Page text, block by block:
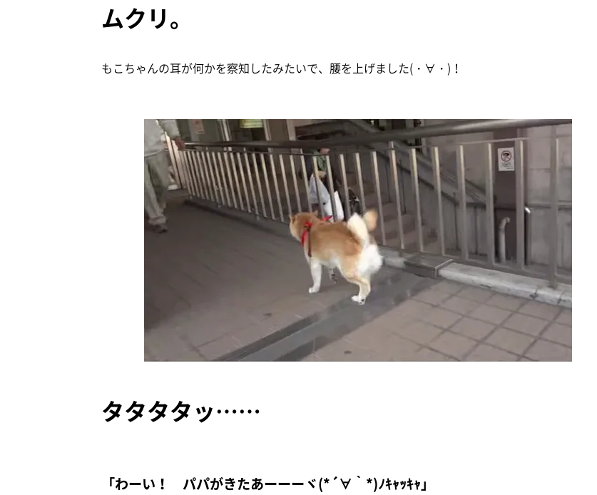
ムクリ。
もこちゃんの耳が何かを察知したみたいで、腰を上げました(・∀・)！
タタタタッ……
「わーい！ パパがきたあーーーヾ(*´∀｀*)ﾉｷｬｯｷｬ」